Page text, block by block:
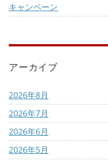
キャンペーン
アーカイブ
2026年8月
2026年7月
2026年6月
2026年5月